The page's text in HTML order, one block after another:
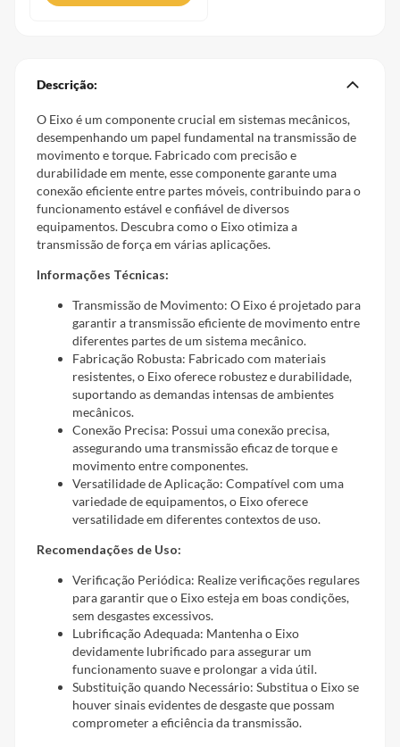
Descrição:
O Eixo é um componente crucial em sistemas mecânicos,
desempenhando um papel fundamental na transmissão de
movimento e torque. Fabricado com precisão e
durabilidade em mente, esse componente garante uma
conexão eficiente entre partes móveis, contribuindo para o
funcionamento estável e confiável de diversos
equipamentos. Descubra como o Eixo otimiza a
transmissão de força em várias aplicações.
Informações Técnicas:
Transmissão de Movimento: O Eixo é projetado para
garantir a transmissão eficiente de movimento entre
diferentes partes de um sistema mecânico.
Fabricação Robusta: Fabricado com materiais
resistentes, o Eixo oferece robustez e durabilidade,
suportando as demandas intensas de ambientes
mecânicos.
Conexão Precisa: Possui uma conexão precisa,
assegurando uma transmissão eficaz de torque e
movimento entre componentes.
Versatilidade de Aplicação: Compatível com uma
variedade de equipamentos, o Eixo oferece
versatilidade em diferentes contextos de uso.
Recomendações de Uso:
Verificação Periódica: Realize verificações regulares
para garantir que o Eixo esteja em boas condições,
sem desgastes excessivos.
Lubrificação Adequada: Mantenha o Eixo
devidamente lubrificado para assegurar um
funcionamento suave e prolongar a vida útil.
Substituição quando Necessário: Substitua o Eixo se
houver sinais evidentes de desgaste que possam
comprometer a eficiência da transmissão.